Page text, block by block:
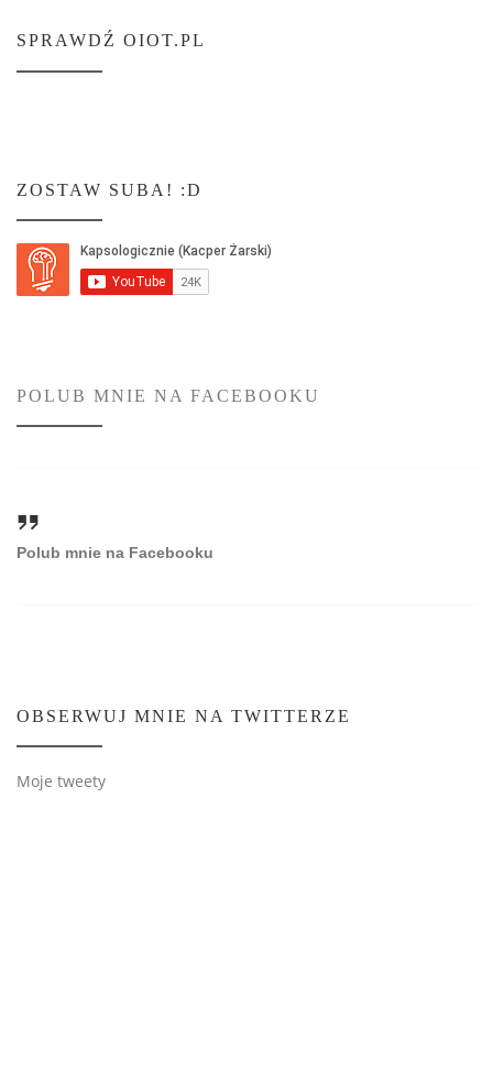
SPRAWDŹ OIOT.PL
ZOSTAW SUBA! :D
POLUB MNIE NA FACEBOOKU
Polub mnie na Facebooku
OBSERWUJ MNIE NA TWITTERZE
Moje tweety